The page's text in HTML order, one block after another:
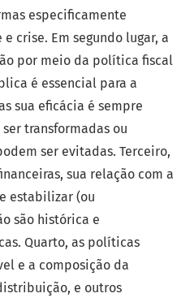
especificamente
crise. Em segundo lugar, a
por meio da política fiscal
é essencial para a
sua eficácia é sempre
transformadas ou
ser evitadas. Terceiro,
sua relação com a
estabilizar (ou
são histórica e
Quarto, as políticas
e a composição da
e outros